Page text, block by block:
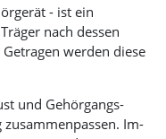
- ist ein
nach dessen
werden diese
und Gehörgangs-
Im-